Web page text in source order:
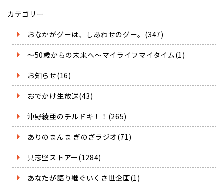
カテゴリー
おなかがグーは、しあわせのグー。(347)
～50歳からの未来へ～マイライフマイタイム(1)
お知らせ(16)
おでかけ生放送(43)
沖野綾亜のチルドキ！！(265)
ありのまんま ぎのざラジオ(71)
具志堅ストアー(1284)
あなたが語り継ぐいくさ世企画(1)